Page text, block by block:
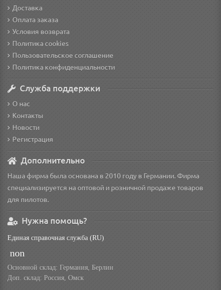
Доставка
Оплата заказа
Условия возврата
Политика cookies
Пользовательское соглашение
Политика конфиденциальности
Служба поддержки
О нас
Контакты
Новости
Регистрация
Дополнительно
Наша фирма была основана в 2010 году в Германии. Фирма
специализируется на оптовой и розничной продаже товаров
для пилотов.
Нужна помощь?
Единая справочная служба (RU)
non
Основной склад: Германия, Берлин
Доп. склад: Россия, Омск